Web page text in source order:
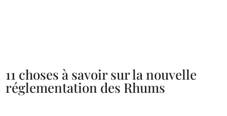
11 choses à savoir sur la nouvelle
réglementation des Rhums